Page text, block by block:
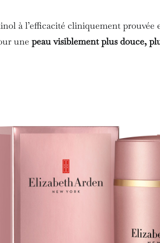
à l’efficacité cliniquement prouvée
une peau visiblement plus douce,